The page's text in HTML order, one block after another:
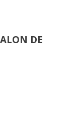
DE